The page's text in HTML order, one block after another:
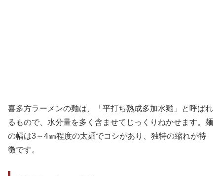
喜多方ラーメンの麺は、「平打ち熟成多加水麺」と呼ばれ
るもので、水分量を多く含ませてじっくりねかせます。麺
の幅は3～4㎜程度の太麺でコシがあり、独特の縮れが特
徴です。